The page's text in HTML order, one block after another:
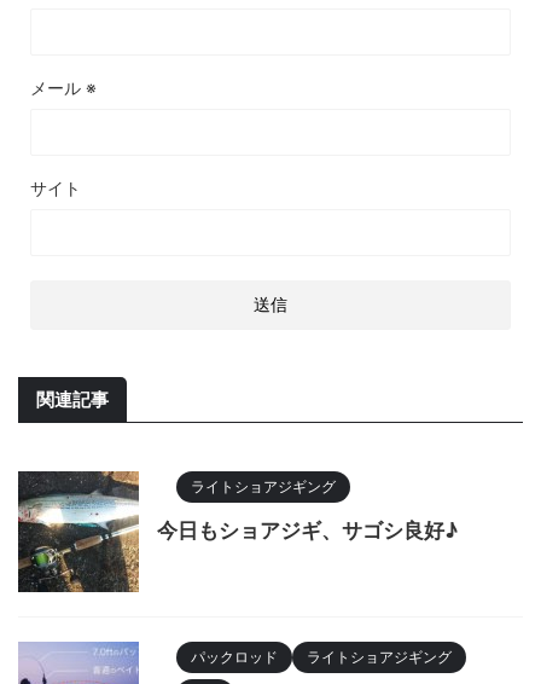
メール ※
サイト
関連記事
ライトショアジギング
今日もショアジギ、サゴシ良好♪
パックロッド ライトショアジギング